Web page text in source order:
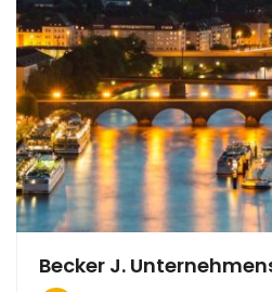
Becker J.